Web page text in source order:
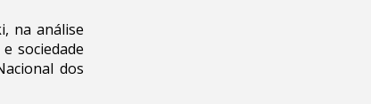
na análise
sociedade
dos